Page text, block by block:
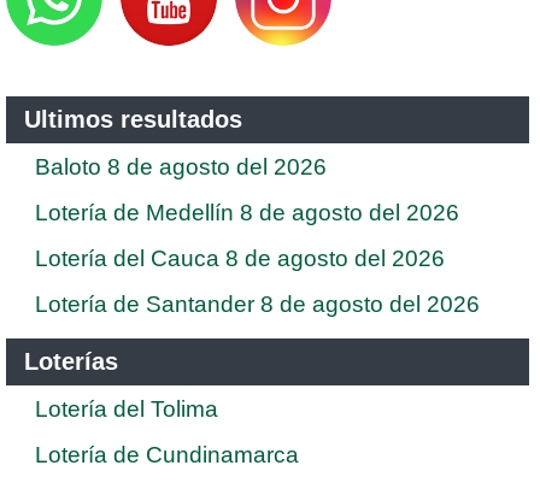
Ultimos resultados
Baloto 8 de agosto del 2026
Lotería de Medellín 8 de agosto del 2026
Lotería del Cauca 8 de agosto del 2026
Lotería de Santander 8 de agosto del 2026
Loterías
Lotería del Tolima
Lotería de Cundinamarca